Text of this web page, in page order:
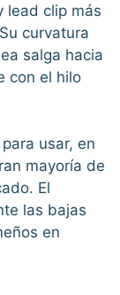
lead clip más
curvatura
salga hacia
con el hilo
usar, en
mayoría de
El
las bajas
en